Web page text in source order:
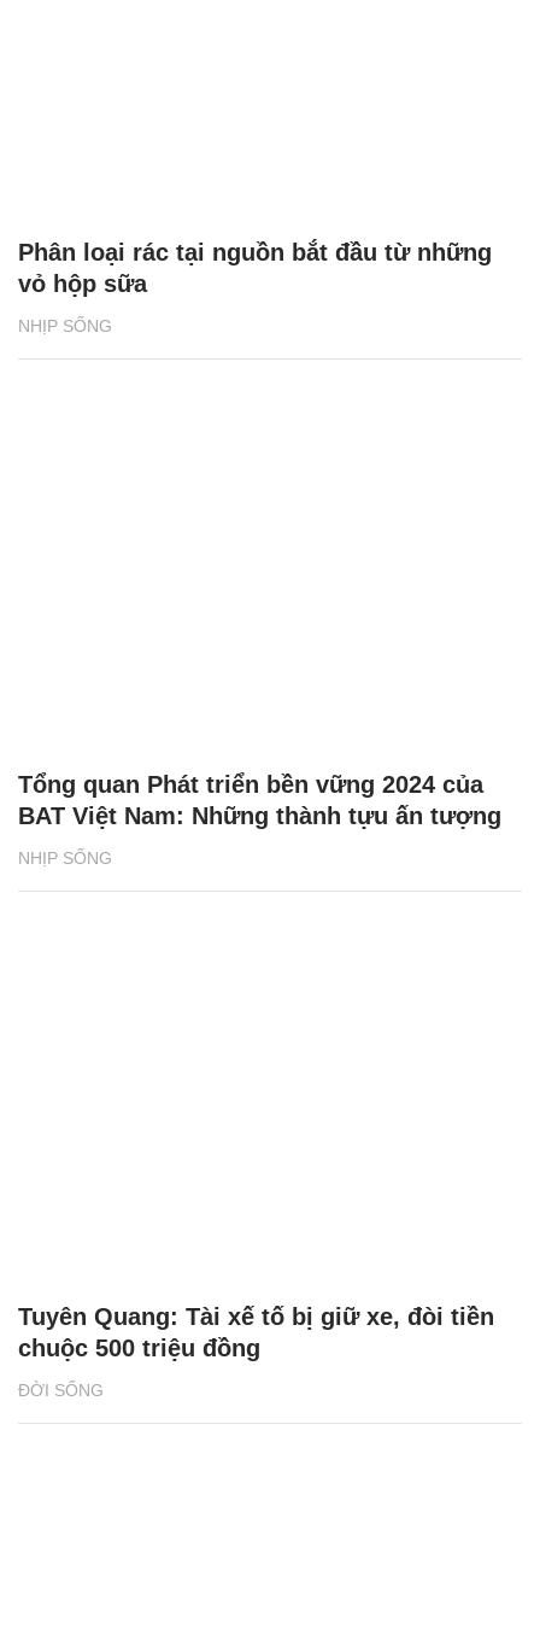
NHỊP SỐNG
Phân loại rác tại nguồn bắt đầu từ những
vỏ hộp sữa
NHỊP SỐNG
Tổng quan Phát triển bền vững 2024 của
BAT Việt Nam: Những thành tựu ấn tượng
ĐỜI SỐNG
Tuyên Quang: Tài xế tố bị giữ xe, đòi tiền
chuộc 500 triệu đồng